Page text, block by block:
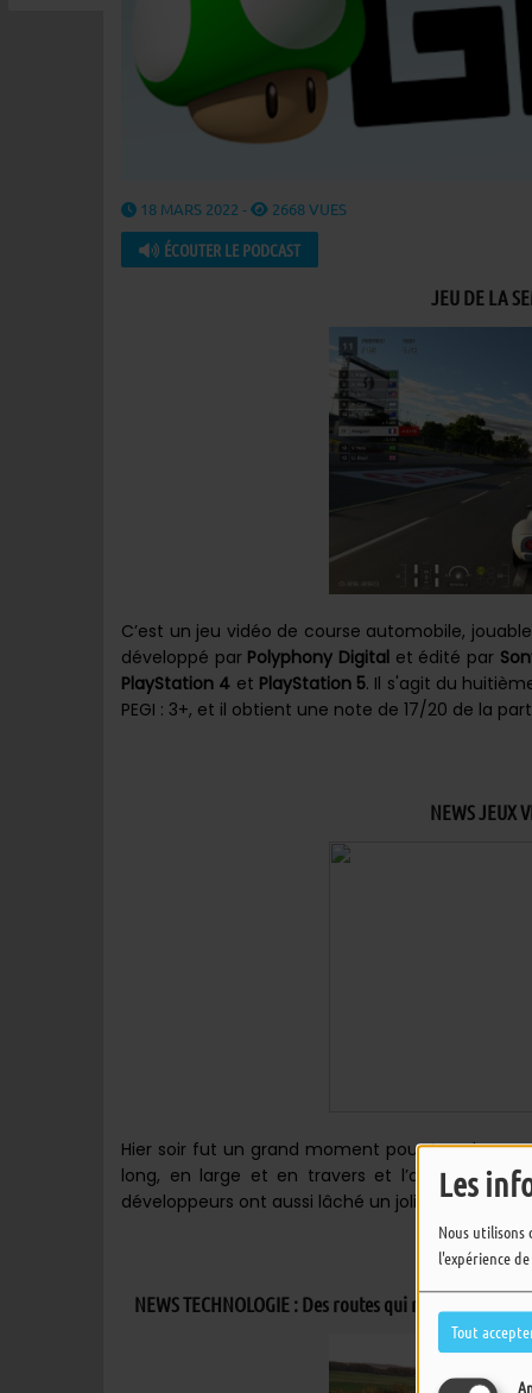
Les
Nous utilisons
l'expérience
Tout
18 MARS 2022 - 2668 VUES
ÉCOUTER LE PODCAST
JEU DE LA
C’est un jeu vidéo de course automobile,
développé par Polyphony Digitalet édité par
PlayStation 4 et PlayStation 5. Il s'agit du
PEGI : 3+, et il obtient une note de 17/20 de la
NEWS JEUX
Hier soir fut un grand moment pour tous les
long, en large et en travers et l’aventure
développeurs ont aussi lâché un joli making-of
NEWS TECHNOLOGIE : Des routes qui rechargent